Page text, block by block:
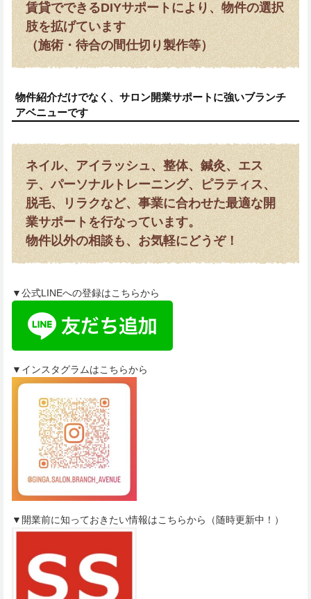
賃貸でできるDIYサポートにより、物件の選択
肢を拡げています
（施術・待合の間仕切り製作等）
物件紹介だけでなく、サロン開業サポートに強いブランチ
アベニューです
ネイル、アイラッシュ、整体、鍼灸、エス
テ、パーソナルトレーニング、ピラティス、
脱毛、リラクなど、事業に合わせた最適な開
業サポートを行なっています。
物件以外の相談も、お気軽にどうぞ！
▼公式LINEへの登録はこちらから
▼インスタグラムはこちらから
▼開業前に知っておきたい情報はこちらから（随時更新中！）